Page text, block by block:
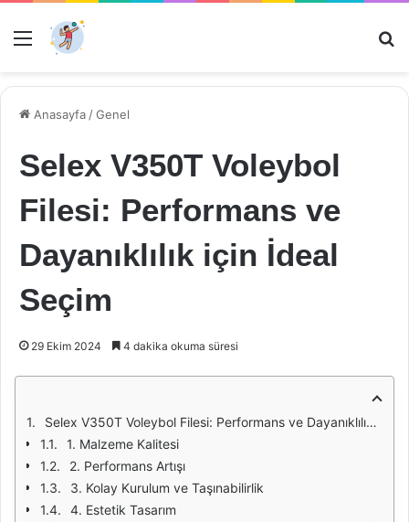
Menü
Anasayfa /Genel
Selex V350T Voleybol
Filesi: Performans ve
Dayanıklılık için İdeal
Seçim
29 Ekim 2024 4 dakika okuma süresi
Selex V350T Voleybol Filesi: Performans ve Dayanıklılık için İdeal Seçim
1. Malzeme Kalitesi
2. Performans Artışı
3. Kolay Kurulum ve Taşınabilirlik
4. Estetik Tasarım